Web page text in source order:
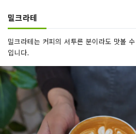
밀크라테
밀크라테는 커피의 서투른 분이라도 맛볼
입니다.